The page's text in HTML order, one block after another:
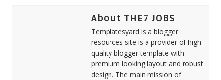
About THE7 JOBS
Templatesyard is a blogger
resources site is a provider of high
quality blogger template with
premium looking layout and robust
design. The main mission of